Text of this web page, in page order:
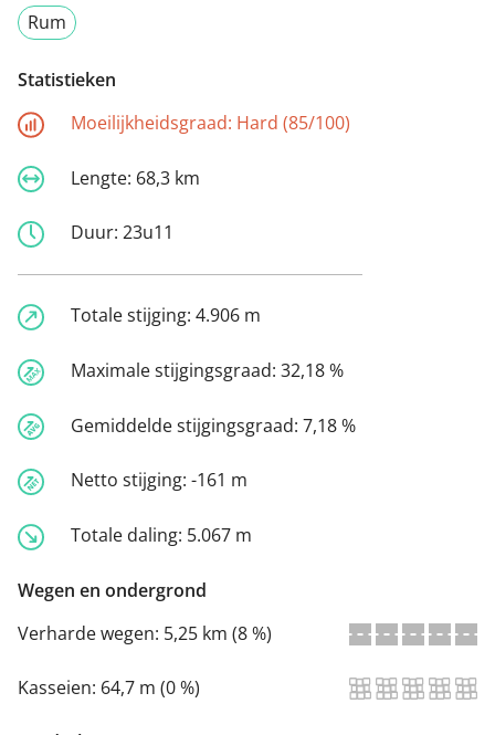
Rum
Statistieken
Moeilijkheidsgraad: Hard (85/100)
Lengte: 68,3 km
Duur: 23u11
Totale stijging: 4.906 m
Maximale stijgingsgraad: 32,18 %
Gemiddelde stijgingsgraad: 7,18 %
Netto stijging: -161 m
Totale daling: 5.067 m
Wegen en ondergrond
Verharde wegen: 5,25 km (8 %)
Kasseien: 64,7 m (0 %)